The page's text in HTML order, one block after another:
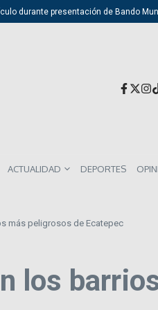
presentación de Bando
ACTUALIDAD DEPORTES
más peligrosos de Ecatepec
los